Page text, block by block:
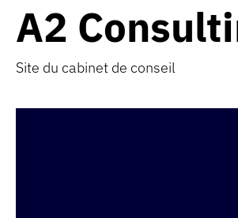
A2
Site du cabinet de conseil
A2
Site du cabinet de conseil